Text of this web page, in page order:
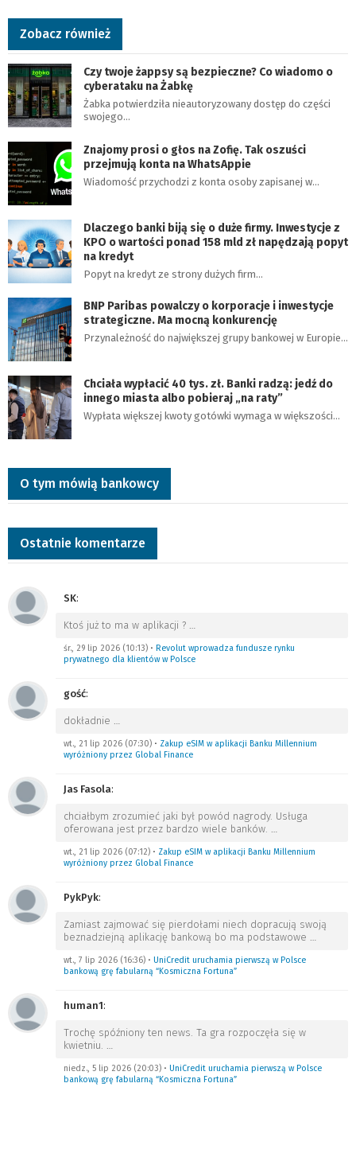
Zobacz również
Czy twoje żappsy są bezpieczne? Co wiadomo o
cyberataku na Żabkę
Żabka potwierdziła nieautoryzowany dostęp do części
swojego…
Znajomy prosi o głos na Zofię. Tak oszuści
przejmują konta na WhatsAppie
Wiadomość przychodzi z konta osoby zapisanej w…
Dlaczego banki biją się o duże firmy. Inwestycje z
KPO o wartości ponad 158 mld zł napędzają popyt
na kredyt
Popyt na kredyt ze strony dużych firm…
BNP Paribas powalczy o korporacje i inwestycje
strategiczne. Ma mocną konkurencję
Przynależność do największej grupy bankowej w Europie…
Chciała wypłacić 40 tys. zł. Banki radzą: jedź do
innego miasta albo pobieraj „na raty”
Wypłata większej kwoty gotówki wymaga w większości…
O tym mówią bankowcy
Ostatnie komentarze
SK:
Ktoś już to ma w aplikacji ? …
śr., 29 lip 2026 (10:13) • Revolut wprowadza fundusze rynku
prywatnego dla klientów w Polsce
gość:
dokładnie …
wt., 21 lip 2026 (07:30) • Zakup eSIM w aplikacji Banku Millennium
wyróżniony przez Global Finance
Jas Fasola:
chciałbym zrozumieć jaki był powód nagrody. Usługa
oferowana jest przez bardzo wiele banków. …
wt., 21 lip 2026 (07:12) • Zakup eSIM w aplikacji Banku Millennium
wyróżniony przez Global Finance
PykPyk:
Zamiast zajmować się pierdołami niech dopracują swoją
beznadziejną aplikację bankową bo ma podstawowe …
wt., 7 lip 2026 (16:36) • UniCredit uruchamia pierwszą w Polsce
bankową grę fabularną “Kosmiczna Fortuna”
human1:
Trochę spóźniony ten news. Ta gra rozpoczęła się w
kwietniu. …
niedz., 5 lip 2026 (20:03) • UniCredit uruchamia pierwszą w Polsce
bankową grę fabularną “Kosmiczna Fortuna”